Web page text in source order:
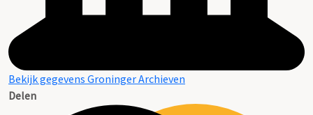
Bekijk gegevens Groninger Archieven
Delen